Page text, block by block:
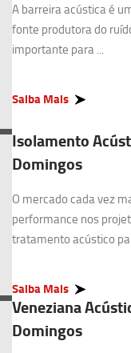
A barreira acústica é
fonte produtora do
importante para ...
Saiba Mais
Isolamento
Domingos
O mercado cada vez
performance nos
tratamento acústico
Saiba Mais
Veneziana
Domingos